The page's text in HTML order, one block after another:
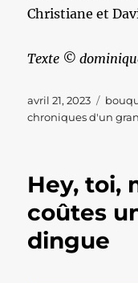
Christiane et
Texte ©
Publié
le
avril 21, 2023
chroniques d'un
Hey, toi,
coûtes
dingue